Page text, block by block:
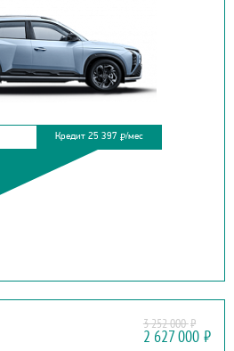
Кредит 25 397 ₽/мес
3 252 000₽
2 627 000 ₽